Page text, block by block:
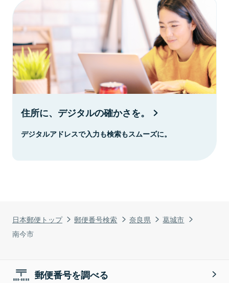
日本郵便トップ 郵便番号検索 奈良県
葛城市
南今市
住所に、デジタルの確かさを。
デジタルアドレスで入力も検索もスムーズに。
郵便番号を調べる